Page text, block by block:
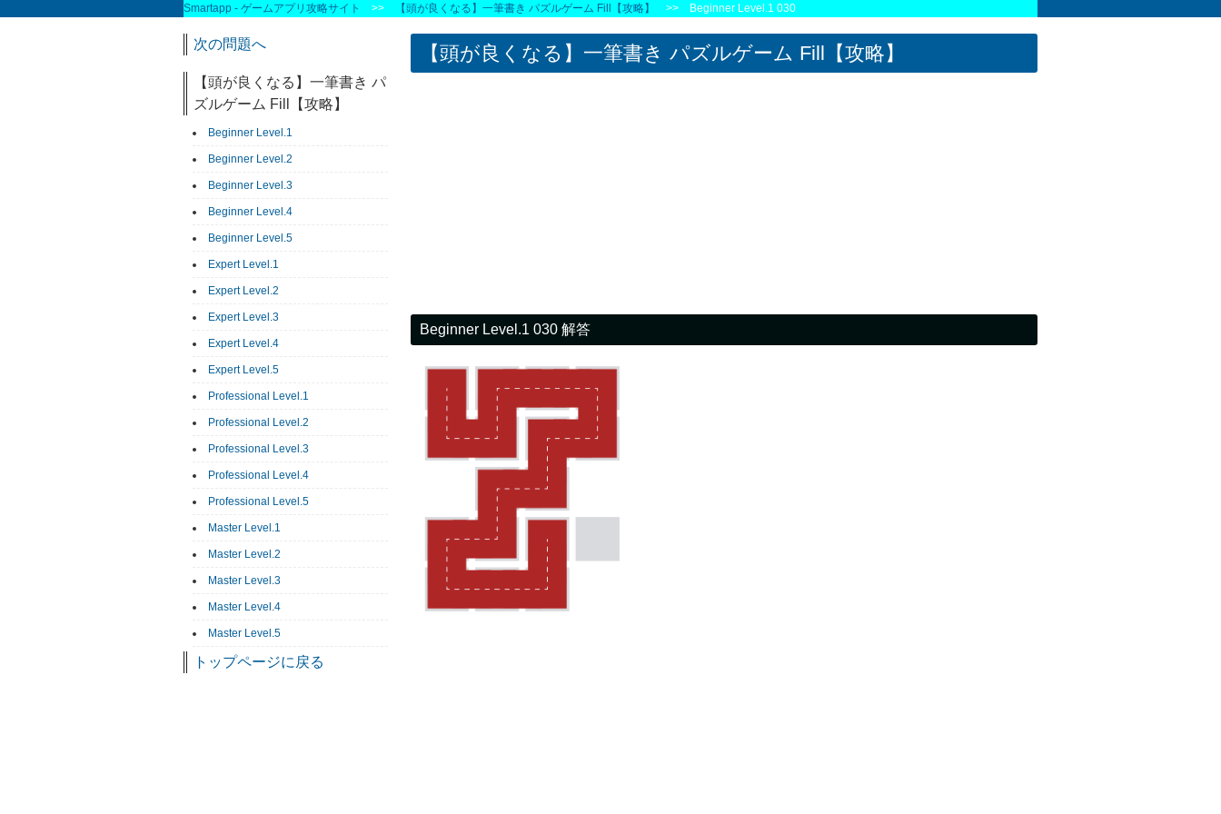
Smartapp - ゲームアプリ攻略サイト >> 【頭が良くなる】一筆書き パズルゲーム Fill【攻略】 >> Beginner Level.1 030
【頭が良くなる】一筆書き パズルゲーム Fill【攻略】
Beginner Level.1 030 解答
次の問題へ
【頭が良くなる】一筆書き パ
ズルゲーム Fill【攻略】
Beginner Level.1
Beginner Level.2
Beginner Level.3
Beginner Level.4
Beginner Level.5
Expert Level.1
Expert Level.2
Expert Level.3
Expert Level.4
Expert Level.5
Professional Level.1
Professional Level.2
Professional Level.3
Professional Level.4
Professional Level.5
Master Level.1
Master Level.2
Master Level.3
Master Level.4
Master Level.5
トップページに戻る